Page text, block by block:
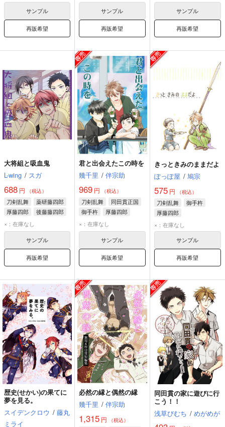
サンプル
再販希望
サンプル
再販希望
サンプル
再販希望
大将組と吸血鬼
L-wing / スガ
688 円 （税込）
刀剣乱舞
薬研藤四郎
厚藤四郎
後藤藤四郎
×：在庫なし
サンプル
再販希望
君と出会えたこの時を
幾千里 / 伴宗助
969 円 （税込）
刀剣乱舞
同田貫正国
御手杵
厚藤四郎
×：在庫なし
サンプル
再販希望
きっときみのままだよ
ぽっぽ屋 / 鳩宗
575円 （税込）
刀剣乱舞
御手杵
厚藤四郎
×：在庫なし
サンプル
再販希望
歴史(せかい)の果てに
夢を見る。
スイデンクロウ / 藤丸
ミライ
必然の縁と偶然の縁
幾千里 / 伴宗助
1,315 円 （税込）
同田貫の家に遊びに行
こう！！
浅草びむち / めがめが